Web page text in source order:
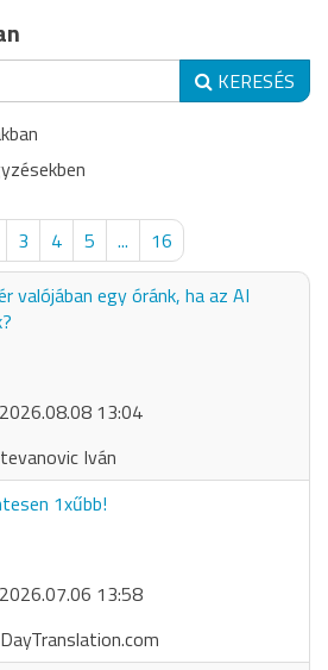
KERESÉS
3 4 5 ...
16
valójában egy óránk, ha az AI
2026.08.08 13:04
Iván
1xűbb!
2026.07.06 13:58